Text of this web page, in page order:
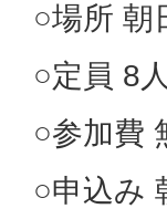
○場所 朝
○定員 8
○参加費
○申込み